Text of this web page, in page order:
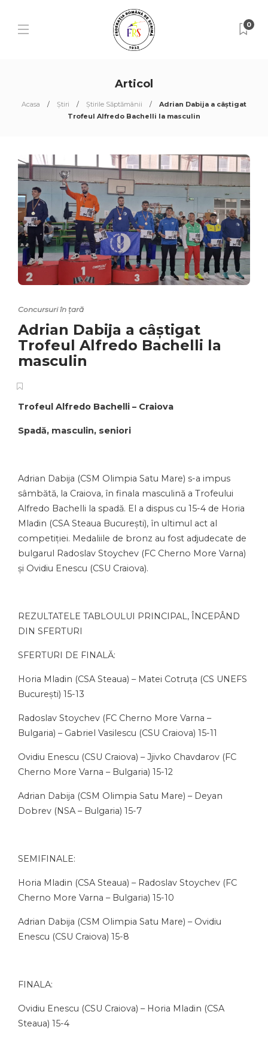
0
Articol
Acasa Știri Știrile Săptămânii
Adrian Dabija a câștigat
Trofeul Alfredo Bachelli la masculin
Concursuri în țară
Adrian Dabija a câștigat
Trofeul Alfredo Bachelli la
masculin
Trofeul Alfredo Bachelli – Craiova
Spadă, masculin, seniori
Adrian Dabija (CSM Olimpia Satu Mare) s-a impus
sâmbătă, la Craiova, în finala masculină a Trofeului
Alfredo Bachelli la spadă. El a dispus cu 15-4 de Horia
Mladin (CSA Steaua București), în ultimul act al
competiției. Medaliile de bronz au fost adjudecate de
bulgarul Radoslav Stoychev (FC Cherno More Varna)
și Ovidiu Enescu (CSU Craiova).
REZULTATELE TABLOULUI PRINCIPAL, ÎNCEPÂND
DIN SFERTURI
SFERTURI DE FINALĂ:
Horia Mladin (CSA Steaua) – Matei Cotruța (CS UNEFS
București) 15-13
Radoslav Stoychev (FC Cherno More Varna –
Bulgaria) – Gabriel Vasilescu (CSU Craiova) 15-11
Ovidiu Enescu (CSU Craiova) – Jjivko Chavdarov (FC
Cherno More Varna – Bulgaria) 15-12
Adrian Dabija (CSM Olimpia Satu Mare) – Deyan
Dobrev (NSA – Bulgaria) 15-7
SEMIFINALE:
Horia Mladin (CSA Steaua) – Radoslav Stoychev (FC
Cherno More Varna – Bulgaria) 15-10
Adrian Dabija (CSM Olimpia Satu Mare) – Ovidiu
Enescu (CSU Craiova) 15-8
FINALA:
Ovidiu Enescu (CSU Craiova) – Horia Mladin (CSA
Steaua) 15-4